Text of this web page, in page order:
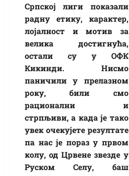
Српској лиги показали
радну етику, карактер,
лојалност и мотив за
велика достигнућа,
остали су у ОФК
Кикинди. Нисмо
паничили у прелазном
року, били смо
рационални и
стрпљиви, а када је тако
увек очекујете резултате
па нас је пораз у првом
колу, од Црвене звезде у
Руском Селу, баш